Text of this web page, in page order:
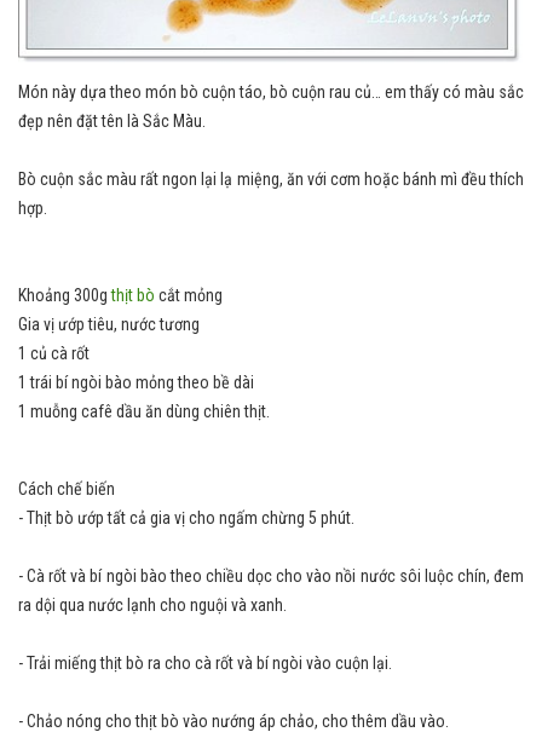
Món này dựa theo món bò cuộn táo, bò cuộn rau củ… em thấy có màu sắc
đẹp nên đặt tên là Sắc Màu.
Bò cuộn sắc màu rất ngon lại lạ miệng, ăn với cơm hoặc bánh mì đều thích
hợp.
Khoảng 300gthịt bò cắt mỏng
Gia vị ướp tiêu, nước tương
1 củ cà rốt
1 trái bí ngòi bào mỏng theo bề dài
1 muỗng cafê dầu ăn dùng chiên thịt.
Cách chế biến
- Thịt bò ướp tất cả gia vị cho ngấm chừng 5 phút.
- Cà rốt và bí ngòi bào theo chiều dọc cho vào nồi nước sôi luộc chín, đem
ra dội qua nước lạnh cho nguội và xanh.
- Trải miếng thịt bò ra cho cà rốt và bí ngòi vào cuộn lại.
- Chảo nóng cho thịt bò vào nướng áp chảo, cho thêm dầu vào.